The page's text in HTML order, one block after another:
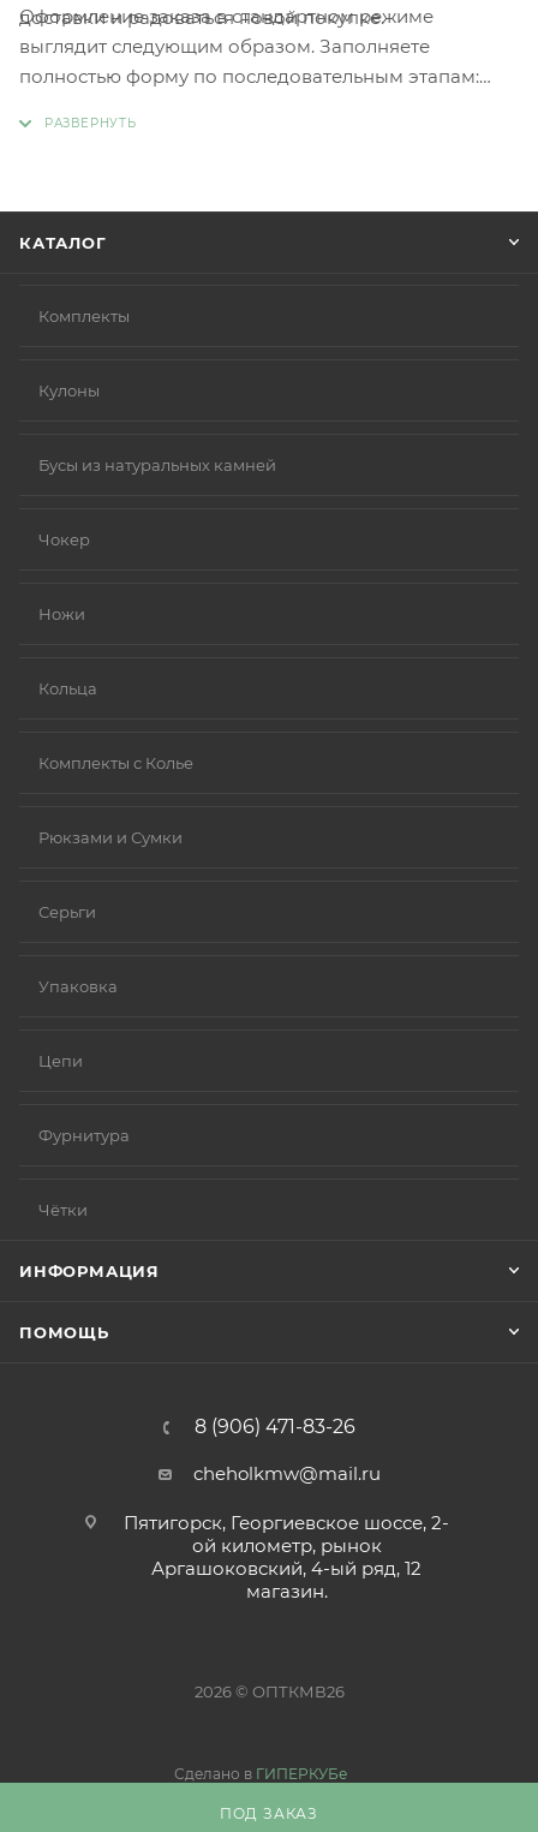
ПОД ЗАКАЗ
доставки и радоваться новой покупке.
Оформление заказа в стандартном режиме
выглядит следующим образом. Заполняете
полностью форму по последовательным этапам:
КАТАЛОГ
Комплекты
Кулоны
Бусы из натуральных камней
Чокер
Ножи
Кольца
Комплекты с Колье
Рюкзами и Сумки
Серьги
Упаковка
Цепи
Фурнитура
Чётки
ИНФОРМАЦИЯ
ПОМОЩЬ
8 (906) 471-83-26
cheholkmw@mail.ru
Пятигорск, Георгиевское шоссе, 2-
ой километр, рынок
Аргашоковский, 4-ый ряд, 12
магазин.
2026 © ОПТКМВ26
Сделано в ГИПЕРКУБе